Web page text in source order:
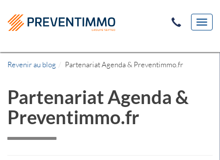
Revenir au blog Partenariat Agenda & Preventimmo.fr
Partenariat Agenda &
Preventimmo.fr